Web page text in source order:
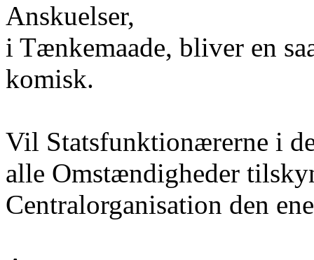
Anskuelser,
i Tænkemaade, bliver en
komisk.
Vil Statsfunktionærerne i
alle Omstændigheder
Centralorganisation den